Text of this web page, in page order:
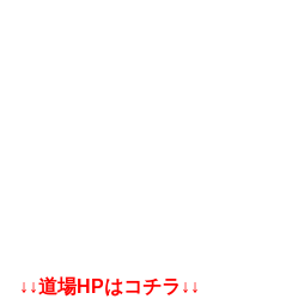
↓↓道場HPはコチラ↓↓